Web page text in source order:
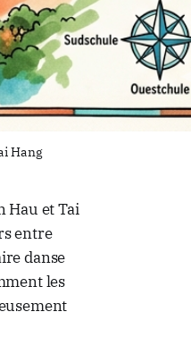
Hang
Hau et Tai
entre
danse
les